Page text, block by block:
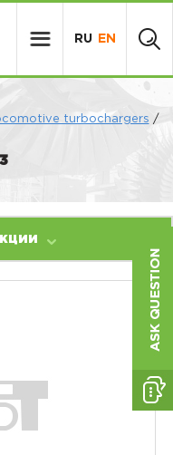
RU EN
turbochargers /